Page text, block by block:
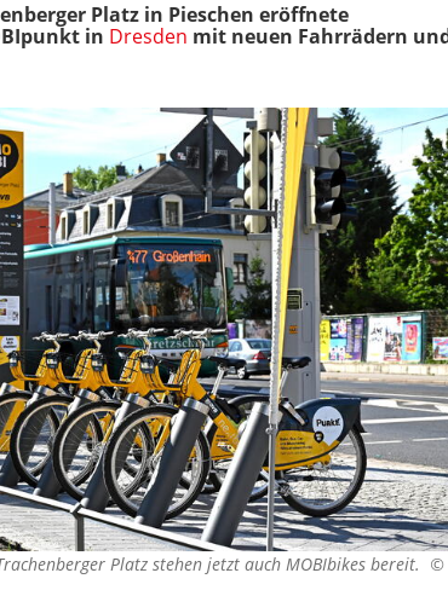
Platz in Pieschen eröffnete
in Dresden mit neuen Fahrrädern
Platz stehen jetzt auch MOBIbikes bereit. ©